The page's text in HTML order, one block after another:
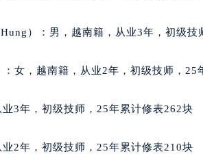
新抚区东一路积家售后服务中心（需提
市连山区中央路积家售后服务中心（需
白塔区新运大街积家售后服务中心（需
银州区南马路积家售后服务中心（需提
）：男，越南籍，从业3年，初级技
女，越南籍，从业2年，初级技师，25
3年，初级技师，25年累计修表262块
2年，初级技师，25年累计修表210块